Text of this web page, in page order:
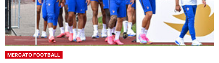
MERCATO FOOTBALL